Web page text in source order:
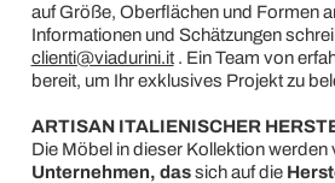
auf Größe, Oberflächen und Formen
Informationen und Schätzungen
clienti@viadurini.it. Ein Team von
bereit, um Ihr exklusives Projekt zu
ARTISAN ITALIENISCHER
Die Möbel in dieser Kollektion werden
Unternehmen, dassich auf die